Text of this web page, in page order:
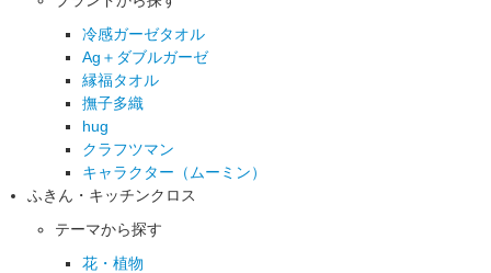
冷感ガーゼタオル
Ag＋ダブルガーゼ
縁福タオル
撫子多織
hug
クラフツマン
キャラクター（ムーミン）
ふきん・キッチンクロス
テーマから探す
花・植物